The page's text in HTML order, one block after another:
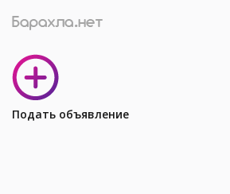
Подать объявление